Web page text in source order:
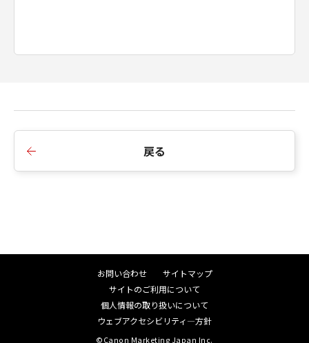
戻る
お問い合わせ
サイトマップ
サイトのご利用について
個人情報の取り扱いについて
ウェブアクセシビリティ―方針
©Canon Marketing Japan Inc.